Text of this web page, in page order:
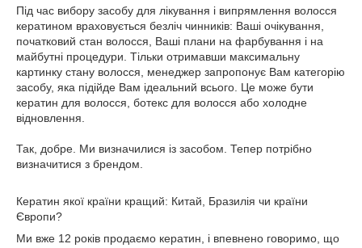
Під час вибору засобу для лікування і випрямлення волосся
кератином враховується безліч чинників: Ваші очікування,
початковий стан волосся, Ваші плани на фарбування і на
майбутні процедури. Тільки отримавши максимальну
картинку стану волосся, менеджер запропонує Вам категорію
засобу, яка підійде Вам ідеальний всього. Це може бути
кератин для волосся, ботекс для волосся або холодне
відновлення.
Так, добре. Ми визначилися із засобом. Тепер потрібно
визначитися з брендом.
Кератин якої країни кращий: Китай, Бразилія чи країни
Європи?
Ми вже 12 років продаємо кератин, і впевнено говоримо, що